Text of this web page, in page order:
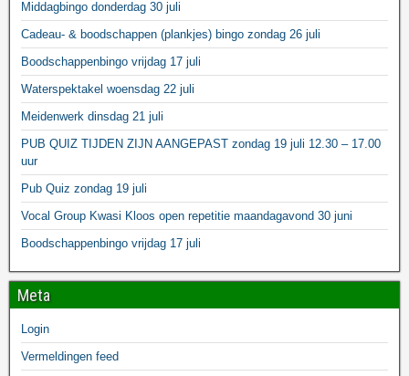
Middagbingo donderdag 30 juli
Cadeau- & boodschappen (plankjes) bingo zondag 26 juli
Boodschappenbingo vrijdag 17 juli
Waterspektakel woensdag 22 juli
Meidenwerk dinsdag 21 juli
PUB QUIZ TIJDEN ZIJN AANGEPAST zondag 19 juli 12.30 – 17.00
uur
Pub Quiz zondag 19 juli
Vocal Group Kwasi Kloos open repetitie maandagavond 30 juni
Boodschappenbingo vrijdag 17 juli
Meta
Login
Vermeldingen feed